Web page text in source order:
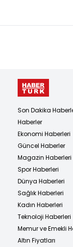
Son Dakika
Haberler
Ekonomi Haberleri
Güncel Haberler
Magazin Haberleri
Spor Haberleri
Dünya Haberleri
Sağlık Haberleri
Kadın Haberleri
Teknoloji Haberleri
Memur ve Emekli
Altın Fiyatları